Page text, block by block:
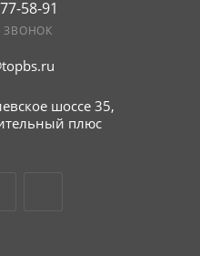
58-91
ЗВОНОК
шоссе 35,
плюс